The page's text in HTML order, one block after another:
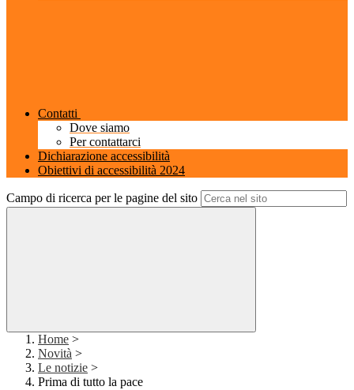
Contatti
Dove siamo
Per contattarci
Dichiarazione accessibilità
Obiettivi di accessibilità 2024
Campo di ricerca per le pagine del sito
Home >
Novità >
Le notizie >
Prima di tutto la pace